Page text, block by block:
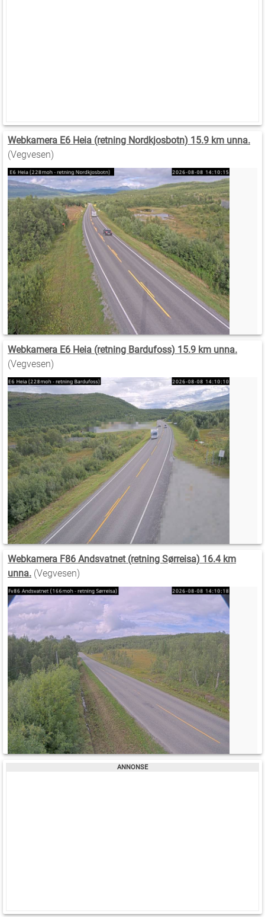
Webkamera E6 Heia (retning Nordkjosbotn) 15.9 km unna.
(Vegvesen)
Webkamera E6 Heia (retning Bardufoss) 15.9 km unna.
(Vegvesen)
Webkamera F86 Andsvatnet (retning Sørreisa) 16.4 km
unna. (Vegvesen)